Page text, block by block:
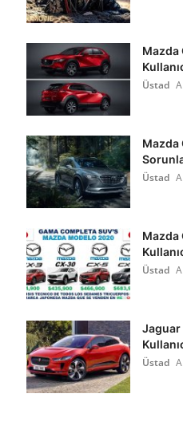
Mazda
Üstad
Mazda
Üstad
Mazda
Üstad
Jaguar
Üstad